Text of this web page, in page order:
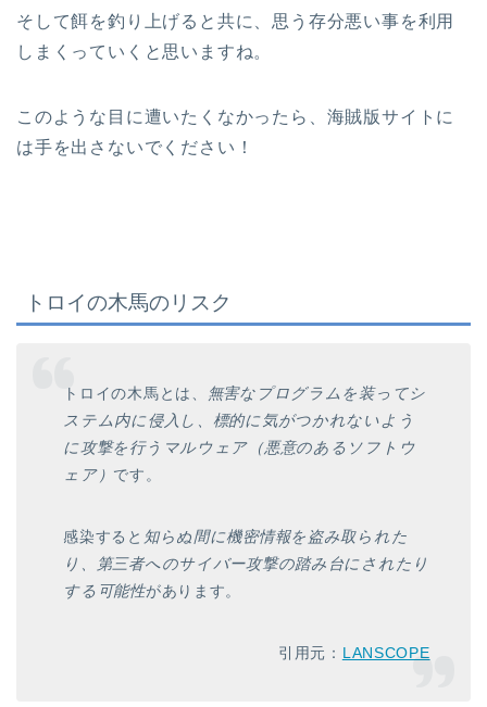
そして餌を釣り上げると共に、思う存分悪い事を利用
しまくっていくと思いますね。
このような目に遭いたくなかったら、海賊版サイトに
は手を出さないでください！
トロイの木馬のリスク
トロイの木馬とは、
無害なプログラムを装ってシ
ステム内に侵入し、標的に気がつかれないよう
に攻撃を行うマルウェア（悪意のあるソフトウ
ェア） です。
感染すると 知らぬ間に機密情報を盗み取られた
り、第三者へのサイバー攻撃の踏み台にされたり
する可能性があります。
引用元： LANSCOPE